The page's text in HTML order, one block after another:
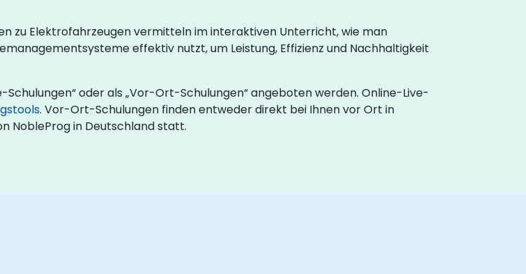
zu Elektrofahrzeugen vermitteln im interaktiven Unterricht, wie man
effektiv nutzt, um Leistung, Effizienz und Nachhaltigkeit
oder als „Vor-Ort-Schulungen“ angeboten werden. Online-Live-
. Vor-Ort-Schulungen finden entweder direkt bei Ihnen vor Ort in
NobleProg in Deutschland statt.